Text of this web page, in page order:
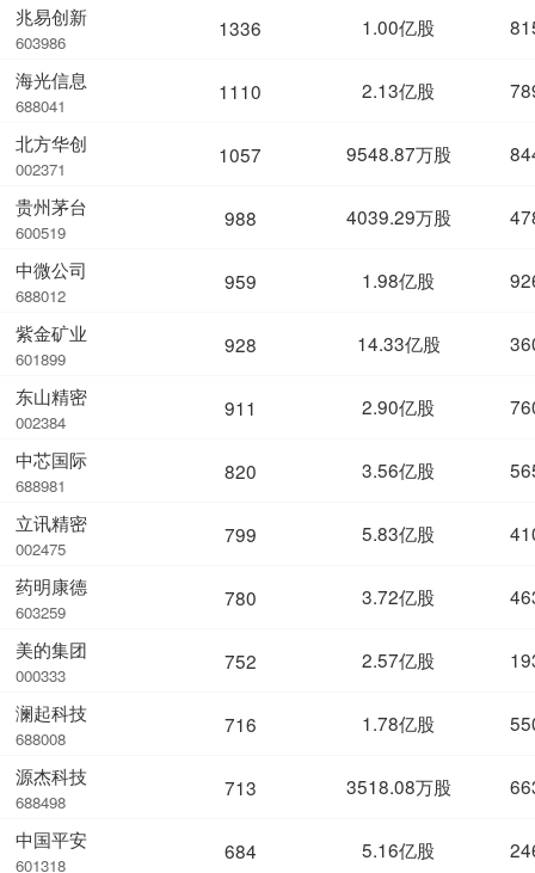
兆易创新
603986
海光信息
688041
北方华创
002371
贵州茅台
600519
中微公司
688012
紫金矿业
601899
东山精密
002384
中芯国际
688981
立讯精密
002475
药明康德
603259
美的集团
000333
澜起科技
688008
源杰科技
688498
中国平安
601318
1336 1.00亿股
1110 2.13亿股
1057 9548.87万股
988 4039.29万股
959 1.98亿股
928 14.33亿股
911 2.90亿股
820 3.56亿股
799 5.83亿股
780 3.72亿股
752 2.57亿股
716 1.78亿股
713 3518.08万股
684 5.16亿股